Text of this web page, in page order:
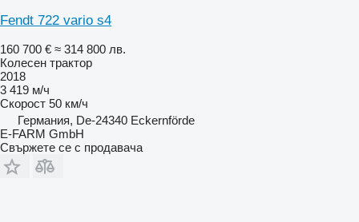
Fendt 722 vario s4
160 700 € ≈ 314 800 лв.
Колесен трактор
2018
3 419 м/ч
Скорост 50 км/ч
Германия, De-24340 Eckernförde
E-FARM GmbH
Свържете се с продавача